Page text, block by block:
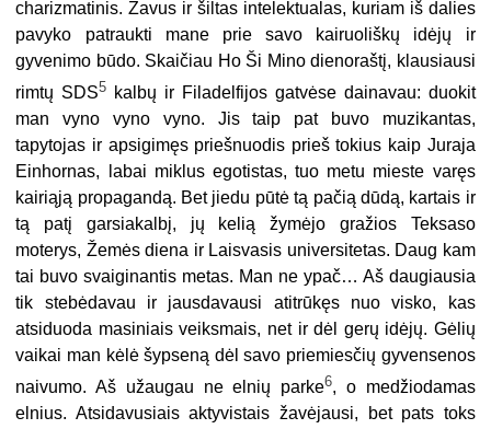
charizmatinis. Žavus ir šiltas intelektualas, kuriam iš dalies
pavyko patraukti mane prie savo kairuoliškų idėjų ir
gyvenimo būdo. Skaičiau Ho Ši Mino dienoraštį, klausiausi
rimtų SDS5 kalbų ir Filadelfijos gatvėse dainavau: duokit
man vyno vyno vyno. Jis taip pat buvo muzikantas,
tapytojas ir apsigimęs priešnuodis prieš tokius kaip Juraja
Einhornas, labai miklus egotistas, tuo metu mieste varęs
kairiąją propagandą. Bet jiedu pūtė tą pačią dūdą, kartais ir
tą patį garsiakalbį, jų kelią žymėjo gražios Teksaso
moterys, Žemės diena ir Laisvasis universitetas. Daug kam
tai buvo svaiginantis metas. Man ne ypač… Aš daugiausia
tik stebėdavau ir jausdavausi atitrūkęs nuo visko, kas
atsiduoda masiniais veiksmais, net ir dėl gerų idėjų. Gėlių
vaikai man kėlė šypseną dėl savo priemiesčių gyvensenos
naivumo. Aš užaugau ne elnių parke6, o medžiodamas
elnius. Atsidavusiais aktyvistais žavėjausi, bet pats toks